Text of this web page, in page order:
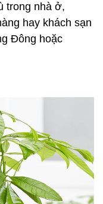
trong nhà ở,
hay khách sạn
Đông hoặc